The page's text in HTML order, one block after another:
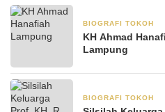
BIOGRAFI TOKOH
KH Ahmad
Lampung
BIOGRAFI TOKOH